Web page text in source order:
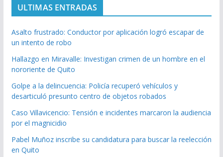
ULTIMAS ENTRADAS
Asalto frustrado: Conductor por aplicación logró escapar de
un intento de robo
Hallazgo en Miravalle: Investigan crimen de un hombre en el
nororiente de Quito
Golpe a la delincuencia: Policía recuperó vehículos y
desarticuló presunto centro de objetos robados
Caso Villavicencio: Tensión e incidentes marcaron la audiencia
por el magnicidio
Pabel Muñoz inscribe su candidatura para buscar la reelección
en Quito